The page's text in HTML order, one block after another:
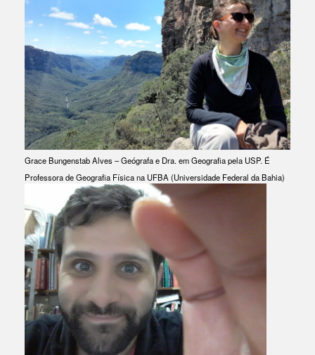
Grace Bungenstab Alves – Geógrafa e Dra. em Geografia pela USP. É
Professora de Geografia Física na UFBA (Universidade Federal da Bahia)